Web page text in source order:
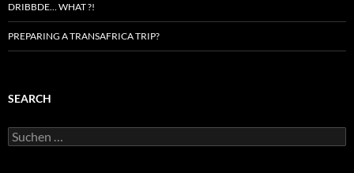
DRIBBDE… WHAT ?!
PREPARING A TRANSAFRICA TRIP?
SEARCH
Suchen
nach: